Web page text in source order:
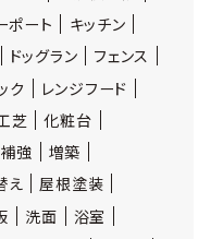
ポート
キッチン
ドッグラン
フェンス
ク
レンジフード
芝
化粧台
強
増築
え
屋根塗装
洗面
浴室